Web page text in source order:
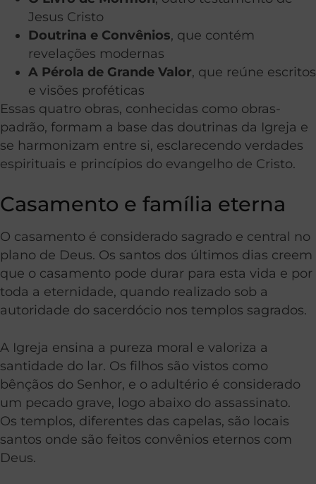
Jesus Cristo
Doutrina e Convênios, que contém
revelações modernas
A Pérola de Grande Valor, que reúne escritos
e visões proféticas
Essas quatro obras, conhecidas como obras-
padrão, formam a base das doutrinas da Igreja e
se harmonizam entre si, esclarecendo verdades
espirituais e princípios do evangelho de Cristo.
Casamento e família eterna
O casamento é considerado sagrado e central no
plano de Deus. Os santos dos últimos dias creem
que o casamento pode durar para esta vida e por
toda a eternidade, quando realizado sob a
autoridade do sacerdócio nos templos sagrados.
A Igreja ensina a pureza moral e valoriza a
santidade do lar. Os filhos são vistos como
bênçãos do Senhor, e o adultério é considerado
um pecado grave, logo abaixo do assassinato.
Os templos, diferentes das capelas, são locais
santos onde são feitos convênios eternos com
Deus.